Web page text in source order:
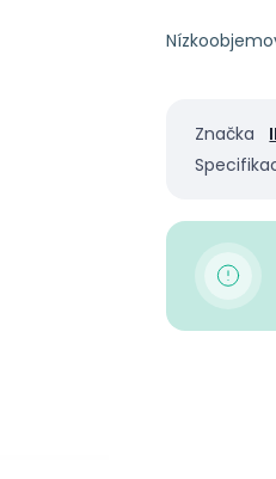
Značka